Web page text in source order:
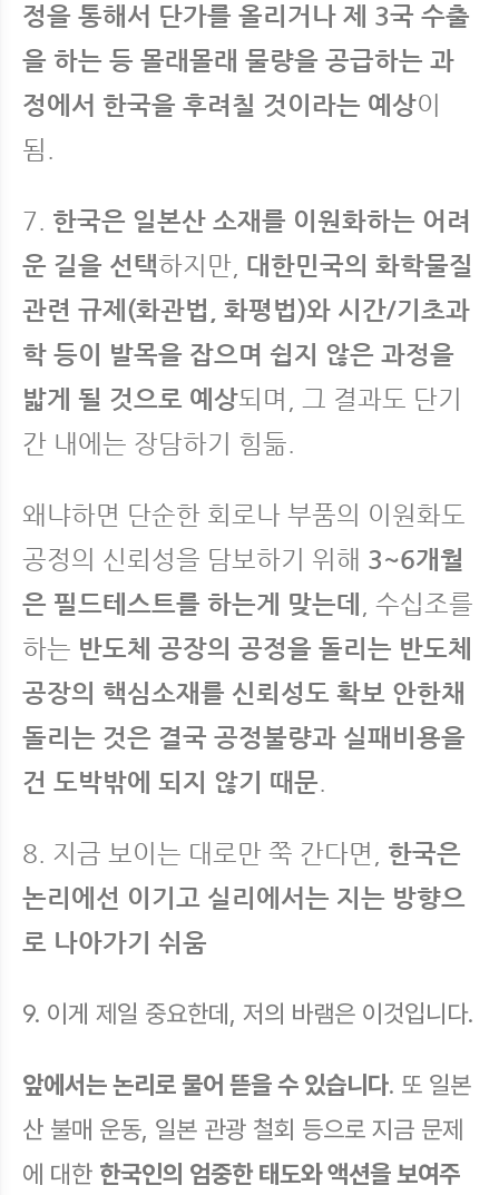
정을 통해서 단가를 올리거나 제 3국 수출
을 하는 등 몰래몰래 물량을 공급하는 과
정에서 한국을 후려칠 것이라는 예상이
됨.
7. 한국은 일본산 소재를 이원화하는 어려
운 길을 선택하지만, 대한민국의 화학물질
관련 규제(화관법, 화평법)와 시간/기초과
학 등이 발목을 잡으며 쉽지 않은 과정을
밟게 될 것으로 예상되며, 그 결과도 단기
간 내에는 장담하기 힘듦.
왜냐하면 단순한 회로나 부품의 이원화도
공정의 신뢰성을 담보하기 위해 3~6개월
은 필드테스트를 하는게 맞는데
, 수십조를
하는 반도체 공장의 공정을 돌리는 반도체
공장의 핵심소재를 신뢰성도 확보 안한채
돌리는 것은 결국 공정불량과 실패비용을
건 도박밖에 되지 않기 때문
8. 지금 보이는 대로만 쭉 간다면, 한국은
논리에선 이기고 실리에서는 지는 방향으
로 나아가기 쉬움
9. 이게 제일 중요한데, 저의 바램은 이것입니다.
앞에서는 논리로 물어 뜯을 수 있습니다. 또 일본
산 불매 운동, 일본 관광 철회 등으로 지금 문제
에 대한 한국인의 엄중한 태도와 액션을 보여주